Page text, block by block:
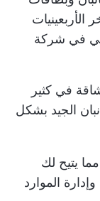
الأربعينيات
في شركة
في كثير
الجيد بشكل
مما يتيح لك
الموارد